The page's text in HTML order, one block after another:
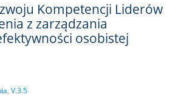
Kompetencji Liderów
z zarządzania
osobistej
, V.3.5